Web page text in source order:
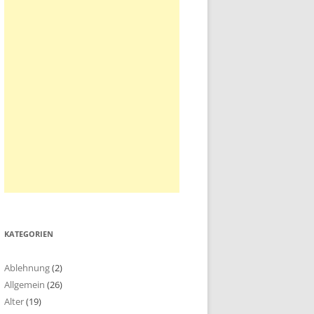
KATEGORIEN
Ablehnung(2)
Allgemein (26)
Alter(19)